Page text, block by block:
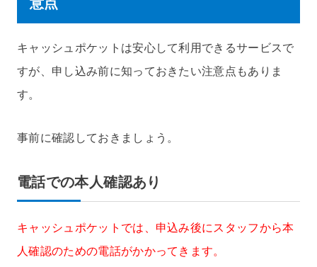
キャッシュポケットは安心して利用できるサービスで
すが、申し込み前に知っておきたい注意点もありま
す。
事前に確認しておきましょう。
電話での本人確認あり
キャッシュポケットでは、申込み後にスタッフから本
人確認のための電話がかかってきます。